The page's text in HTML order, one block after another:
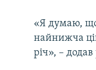
«Я думаю,
найнижча
річ», –